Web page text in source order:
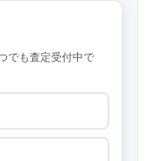
でも査定受付中で